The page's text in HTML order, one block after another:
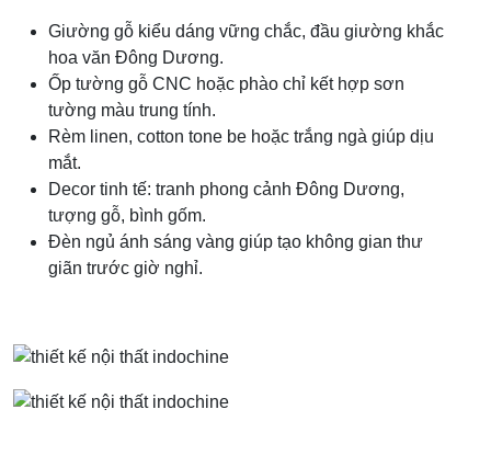
Giường gỗ kiểu dáng vững chắc, đầu giường khắc
hoa văn Đông Dương.
Ốp tường gỗ CNC hoặc phào chỉ kết hợp sơn
tường màu trung tính.
Rèm linen, cotton tone be hoặc trắng ngà giúp dịu
mắt.
Decor tinh tế: tranh phong cảnh Đông Dương,
tượng gỗ, bình gốm.
Đèn ngủ ánh sáng vàng giúp tạo không gian thư
giãn trước giờ nghỉ.